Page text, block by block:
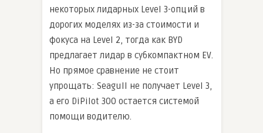
некоторых лидарных Level 3-опций в
дорогих моделях из-за стоимости и
фокуса на Level 2, тогда как BYD
предлагает лидар в субкомпактном EV.
Но прямое сравнение не стоит
упрощать: Seagull не получает Level 3,
а его DiPilot 300 остается системой
помощи водителю.